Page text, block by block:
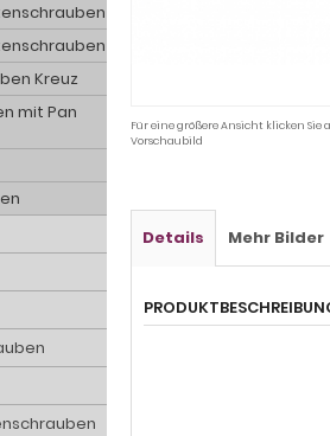
Für eine größere Ansicht klicken Sie
Vorschaubild
Details Mehr Bilder
Kreuz
mit Pan